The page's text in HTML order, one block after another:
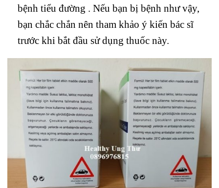
bệnh tiểu đường . Nếu bạn bị bệnh như vậy,
bạn chắc chắn nên tham khảo ý kiến ​​bác sĩ
trước khi bắt đầu sử dụng thuốc này.